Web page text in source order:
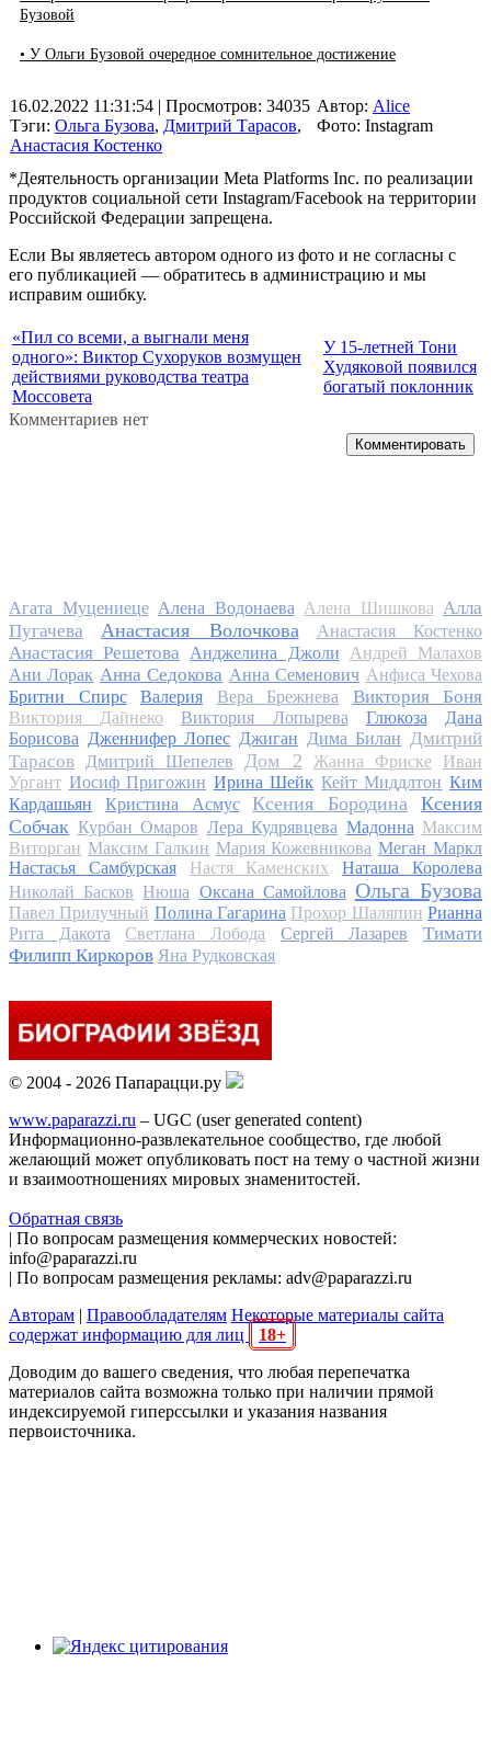
Бузовой
• У Ольги Бузовой очередное сомнительное достижение
16.02.2022 11:31:54 | Просмотров: 34035
Тэги: Ольга Бузова, Дмитрий Тарасов,
Анастасия Костенко
Автор: Alice
Фото: Instagram
*Деятельность организации Meta Platforms Inc. по реализации
продуктов социальной сети Instagram/Facebook на территории
Российской Федерации запрещена.
Если Вы являетесь автором одного из фото и не согласны с
его публикацией — обратитесь в администрацию и мы
исправим ошибку.
«Пил со всеми, а выгнали меня
одного»: Виктор Сухоруков возмущен
действиями руководства театра
Моссовета
У 15-летней Тони
Худяковой появился
богатый поклонник
Комментариев нет
Комментировать
Агата Муцениеце Алена Водонаева Алена Шишкова Алла
Пугачева
Анастасия Волочкова Анастасия Костенко
Анастасия Решетова Анджелина Джоли
Андрей Малахов
Ани Лорак Анна Седокова Анна Семенович Анфиса Чехова
Бритни Спирс
Валерия Вера Брежнева Виктория Боня
Виктория Дайнеко Виктория Лопырева Глюкоза
Дана
Борисова Дженнифер Лопес Джиган Дима Билан Дмитрий
Тарасов
Дмитрий Шепелев Дом 2 Жанна Фриске
Иван
Ургант Иосиф Пригожин Ирина Шейк Кейт Миддлтон Ким
Кардашьян
Кристина Асмус Ксения Бородина
Ксения
Собчак Курбан Омаров Лера Кудрявцева Мадонна Максим
Виторган Максим Галкин Мария Кожевникова Меган Маркл
Настасья Самбурская
Настя Каменских
Наташа Королева
Николай Басков Нюша Оксана Самойлова Ольга Бузова
Павел Прилучный Полина Гагарина Прохор Шаляпин Рианна
Рита Дакота
Светлана Лобода Сергей Лазарев
Тимати
Филипп Киркоров Яна Рудковская
© 2004 - 2026 Папарацци.ру
www.paparazzi.ru – UGC (user generated content)
Информационно-развлекательное сообщество, где любой
желающий может опубликовать пост на тему о частной жизни
и взаимоотношениях мировых знаменитостей.
Обратная связь
| По вопросам размещения коммерческих новостей:
info@paparazzi.ru
| По вопросам размещения рекламы: adv@paparazzi.ru
Авторам | Правообладателям Некоторые материалы сайта
содержат информацию для лиц
18+
Доводим до вашего сведения, что любая перепечатка
материалов сайта возможна только при наличии прямой
индексируемой гиперссылки и указания названия
первоисточника.